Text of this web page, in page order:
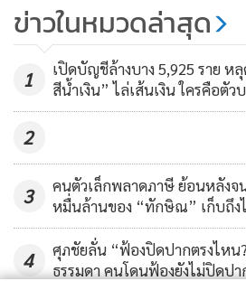
ข่าวในหมวดล่าสุด
1
เปิดบัญชีล้างบาง 5,925 ราย ห
สีน้ำเงิน” ไล่เส้นเงิน ใครคือตัว
2
3
คนตัวเล็กพลาดภาษี ย้อนหลัง
หมื่นล้านของ “ทักษิณ” เก็บถึง
4
ศุภชัยลั่น “ฟ้องปิดปากตรงไห
ธรรมดา คนโดนฟ้องยังไม่ปิดปา